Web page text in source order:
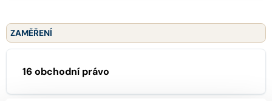
ZAMĚŘENÍ
16 obchodní právo